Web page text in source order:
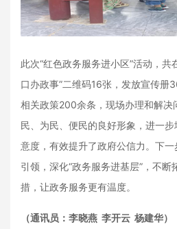
此次“红色政务服务进小区”活动，共
口办政事”二维码16张，发放宣传册
相关政策200余条，现场办理和解决
民、为民、便民的良好形象，进一
意度，有效提升了政府公信力。下
引领，深化“政务服务进基层”，不
措，让政务服务更有温度。
（通讯员：李晓燕 李开云 杨建华）